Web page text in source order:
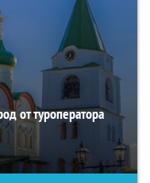
от туроператора